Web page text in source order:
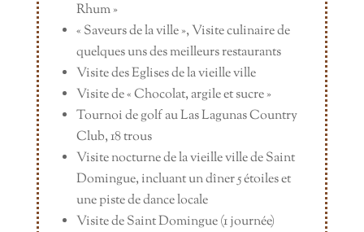
Rhum »
« Saveurs de la ville », Visite culinaire de
quelques uns des meilleurs restaurants
Visite des Eglises de la vieille ville
Visite de « Chocolat, argile et sucre »
Tournoi de golf au Las Lagunas Country
Club, 18 trous
Visite nocturne de la vieille ville de Saint
Domingue, incluant un dîner 5 étoiles et
une piste de dance locale
Visite de Saint Domingue (1 journée)